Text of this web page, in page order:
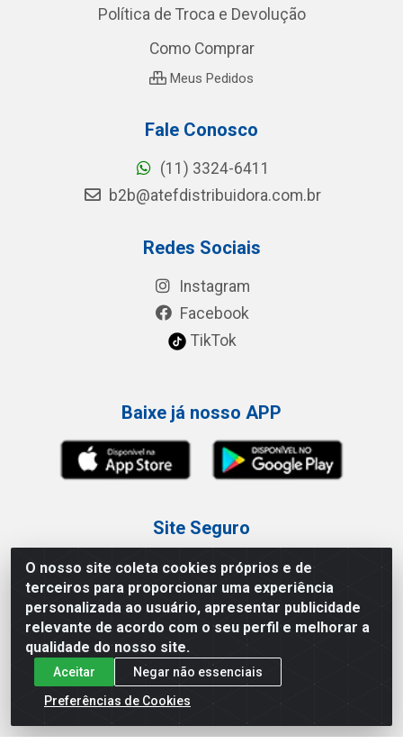
O nosso site coleta cookies próprios e de
terceiros para proporcionar uma experiência
personalizada ao usuário, apresentar publicidade
relevante de acordo com o seu perfil e melhorar a
qualidade do nosso site.
Aceitar
Negar não essenciais
Preferências de Cookies
Política de Troca e Devolução
Como Comprar
Meus Pedidos
Fale Conosco
(11) 3324-6411
b2b@atefdistribuidora.com.br
Redes Sociais
Instagram
Facebook
TikTok
Baixe já nosso APP
Site Seguro
Loja / Showroom
Tel.: (11) 3227-0546
Av Vautier, 587/597 - Pari - São Paulo/SP